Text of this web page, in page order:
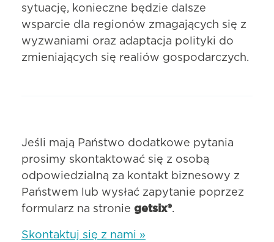
sytuację, konieczne będzie dalsze
wsparcie dla regionów zmagających się z
wyzwaniami oraz adaptacja polityki do
zmieniających się realiów gospodarczych.
Jeśli mają Państwo dodatkowe pytania
prosimy skontaktować się z osobą
odpowiedzialną za kontakt biznesowy z
Państwem lub wysłać zapytanie poprzez
formularz na stronie getsix®.
Skontaktuj się z nami »